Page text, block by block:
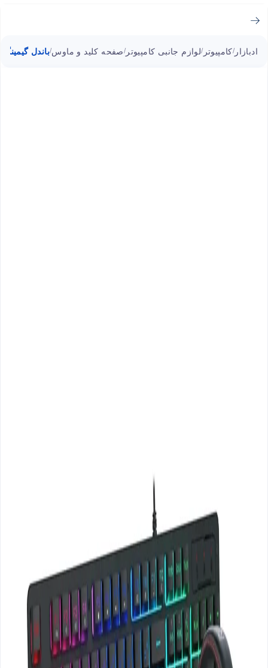
ادبازار /کامپیوتر /لوازم جانبی کامپیوتر /صفحه کلید و ماوس/باندل گیمینگ Essentials S107P-BA ردراگون شامل کیبورد، ماوس و هدست